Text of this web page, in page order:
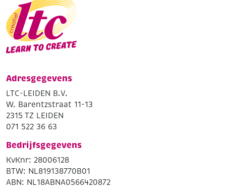
Adresgegevens
LTC-LEIDEN B.V.
W. Barentzstraat 11-13
2315 TZ LEIDEN
071 522 36 63
Bedrijfsgegevens
KvKnr: 28006128
BTW: NL819138770B01
ABN: NL18ABNA0566420872